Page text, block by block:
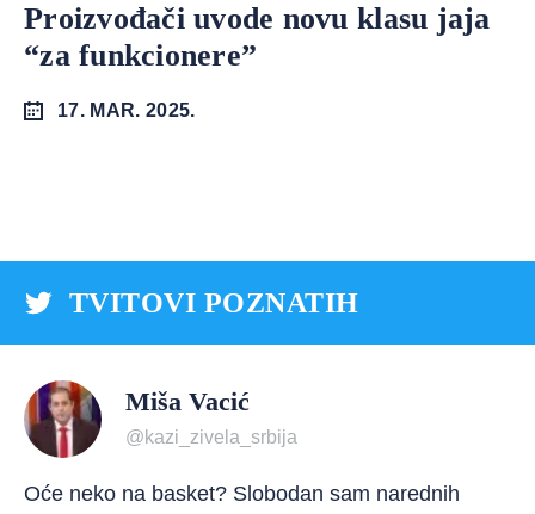
Proizvođači uvode novu klasu jaja
“za funkcionere”
17. MAR. 2025.
TVITOVI POZNATIH
Miša Vacić
@kazi_zivela_srbija
Oće neko na basket? Slobodan sam narednih